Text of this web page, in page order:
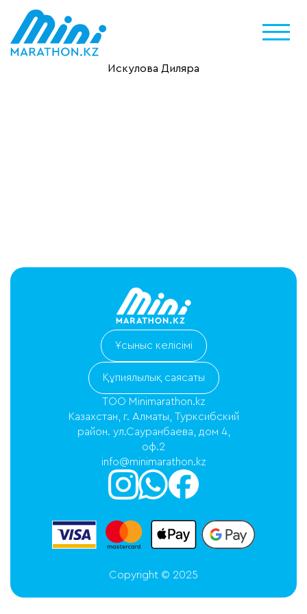
Искулова Диляра
Ұсыныс келісімі
Құпиялылық саясаты
ТОО Minimarathon.kz
Казахстан, г. Алматы, Турксибский
район. ул.Сауранбаева, дом 4,
оф.2
info@minimarathon.kz
Copyright © 2025